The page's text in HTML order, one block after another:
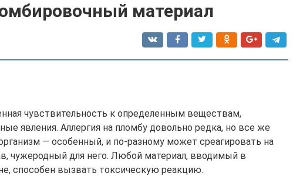
материал
чувствительность к определенным веществам,
явления. Аллергия на пломбу довольно редка, но все же
― особенный, и по-разному может среагировать на
чужеродный для него. Любой материал, вводимый в
способен вызвать токсическую реакцию.